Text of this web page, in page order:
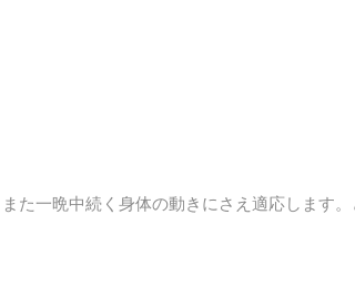
た一晩中続く身体の動きにさえ適応します